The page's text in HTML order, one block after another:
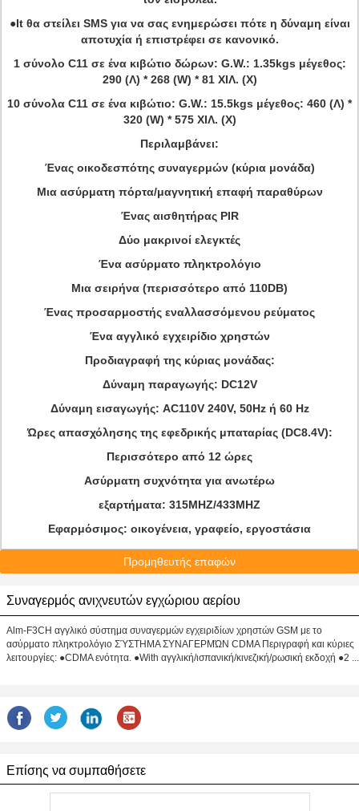
●It θα στείλει SMS για να σας ενημερώσει πότε η δύναμη είναι
αποτυχία ή επιστρέφει σε κανονικό.
1 σύνολο C11 σε ένα κιβώτιο δώρων: G.W.: 1.35kgs μέγεθος:
290 (Λ) * 268 (W) * 81 ΧΙΛ. (Χ)
10 σύνολα C11 σε ένα κιβώτιο: G.W.: 15.5kgs μέγεθος: 460 (Λ) *
320 (W) * 575 ΧΙΛ. (Χ)
Περιλαμβάνει:
Ένας οικοδεσπότης συναγερμών (κύρια μονάδα)
Μια ασύρματη πόρτα/μαγνητική επαφή παραθύρων
Ένας αισθητήρας PIR
Δύο μακρινοί ελεγκτές
Ένα ασύρματο πληκτρολόγιο
Μια σειρήνα (περισσότερο από 110DB)
Ένας προσαρμοστής εναλλασσόμενου ρεύματος
Ένα αγγλικό εγχειρίδιο χρηστών
Προδιαγραφή της κύριας μονάδας:
Δύναμη παραγωγής: DC12V
Δύναμη εισαγωγής: AC110V 240V, 50Hz ή 60 Hz
Ώρες απασχόλησης της εφεδρικής μπαταρίας (DC8.4V):
Περισσότερο από 12 ώρες
Ασύρματη συχνότητα για ανωτέρω
εξαρτήματα: 315MHZ/433MHZ
Εφαρμόσιμος: οικογένεια, γραφείο, εργοστάσια
Προμηθευτής επαφών
Συναγερμός ανιχνευτών εγχώριου αερίου
Alm-F3CH αγγλικό σύστημα συναγερμών εγχειριδίων χρηστών GSM με το
ασύρματο πληκτρολόγιο ΣΎΣΤΗΜΑ ΣΥΝΑΓΕΡΜΏΝ CDMA Περιγραφή και κύριες
λειτουργίες: ●CDMA ενότητα. ●With αγγλική/ισπανική/κινεζική/ρωσική εκδοχή ●2 ...
Επίσης να συμπαθήσετε